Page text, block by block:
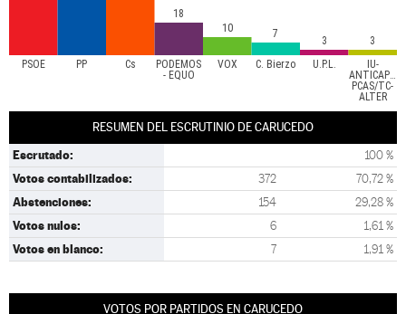
PSOE PP Cs
PODEMOS
- EQUO
VOX C. Bierzo U.P.L.
IU-
PCAS/TC-
ALTER
18
10
7
3 3
RESUMEN DEL ESCRUTINIO DE CARUCEDO
Escrutado: 100 %
Votos contabilizados: 372 70,72 %
Abstenciones: 154 29,28 %
Votos nulos: 6 1,61 %
Votos en blanco: 7 1,91 %
VOTOS POR PARTIDOS EN CARUCEDO